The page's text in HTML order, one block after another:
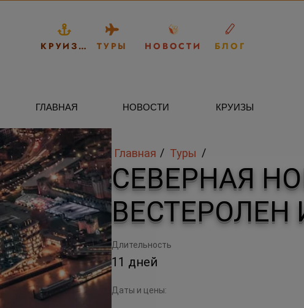
КРУИЗЫ ТУРЫ НОВОСТИ БЛОГ
ГЛАВНАЯ НОВОСТИ КРУИЗЫ
СЕВЕРНАЯ
Главная / Туры /
Длительность
11 дней
Даты и цены: